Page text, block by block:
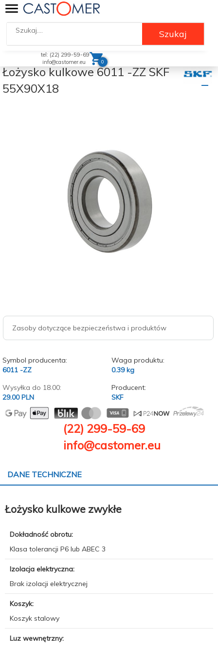
Szukaj
0
tel: (22) 299-59-69
info@castomer.eu
Łożysko kulkowe 6011 -ZZ SKF
55X90X18
Zasoby dotyczące bezpieczeństwa i produktów
Symbol producenta:
6011 -ZZ
Waga produktu:
0.39 kg
Wysyłka do 18.00:
29.00 PLN
Producent:
SKF
(22) 299-59-69
info@castomer.eu
DANE TECHNICZNE
Łożysko kulkowe zwykłe
Dokładność obrotu:
Klasa tolerancji P6 lub ABEC 3
Izolacja elektryczna:
Brak izolacji elektrycznej
Koszyk:
Koszyk stalowy
Luz wewnętrzny: